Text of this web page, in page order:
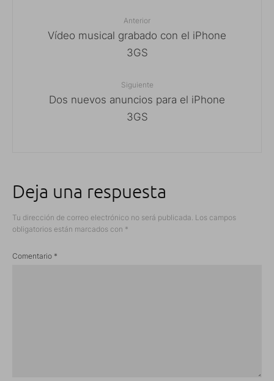
Anterior
Vídeo musical grabado con el iPhone
3GS
Siguiente
Dos nuevos anuncios para el iPhone
3GS
Deja una respuesta
Tu dirección de correo electrónico no será publicada. Los campos
obligatorios están marcados con *
Comentario *